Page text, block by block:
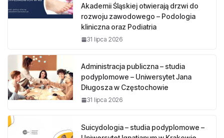
Akademii Śląskiej otwierają drzwi do
rozwoju zawodowego – Podologia
kliniczna oraz Podiatria
31 lipca 2026
Administracja publiczna – studia
podyplomowe – Uniwersytet Jana
Długosza w Częstochowie
31 lipca 2026
Suicydologia – studia podyplomowe –